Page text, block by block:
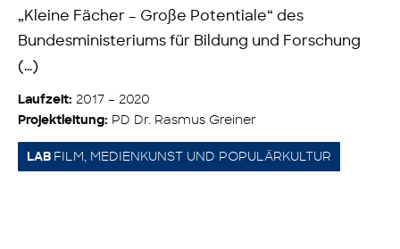
„Kleine Fächer – Große Potentiale“ des
Bundesministeriums für Bildung und Forschung
(…)
Laufzeit: 2017 – 2020
Projektleitung: PD Dr. Rasmus Greiner
LAB FILM, MEDIENKUNST UND POPULÄRKULTUR